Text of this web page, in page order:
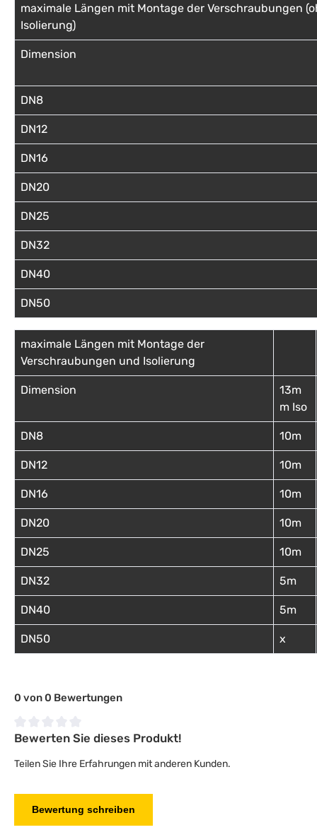
maximale Längen mit Montage der Verschraubungen
Isolierung)
Dimension
DN8
DN12
DN16
DN20
DN25
DN32
DN40
DN50
maximale Längen mit Montage der
Verschraubungen und Isolierung
Dimension
13m
m Iso
DN8 10m
DN12 10m
DN16 10m
DN20 10m
DN25 10m
DN32 5m
DN40 5m
DN50 x
0 von 0 Bewertungen
Durchschnittliche Bewertung von 0 von 5 Sternen
Bewerten Sie dieses Produkt!
Teilen Sie Ihre Erfahrungen mit anderen Kunden.
Bewertung schreiben